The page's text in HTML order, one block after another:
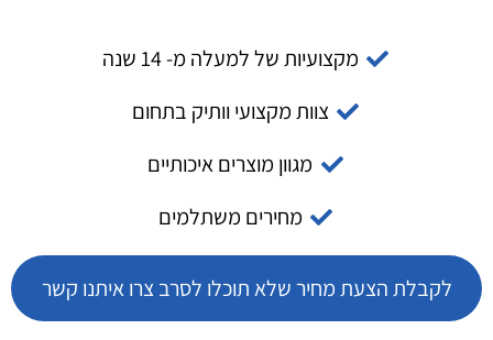
מקצועיות של למעלה מ- 14 שנה
צוות מקצועי וותיק בתחום
מגוון מוצרים איכותיים
מחירים משתלמים
לקבלת הצעת מחיר שלא תוכלו לסרב צרו איתנו קשר